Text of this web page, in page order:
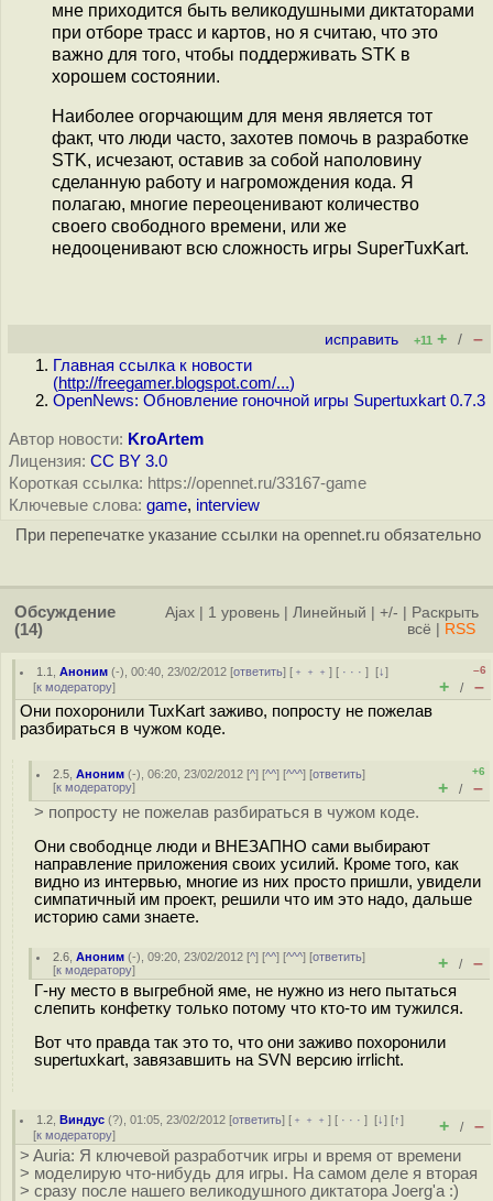
мне приходится быть великодушными диктаторами
при отборе трасс и картов, но я считаю, что это
важно для того, чтобы поддерживать STK в
хорошем состоянии.
Наиболее огорчающим для меня является тот
факт, что люди часто, захотев помочь в разработке
STK, исчезают, оставив за собой наполовину
сделанную работу и нагромождения кода. Я
полагаю, многие переоценивают количество
своего свободного времени, или же
недооценивают всю сложность игры SuperTuxKart.
исправить +11 + / –
Главная ссылка к новости
(http://freegamer.blogspot.com/...)
OpenNews: Обновление гоночной игры Supertuxkart 0.7.3
Автор новости: KroArtem
Лицензия: CC BY 3.0
Короткая ссылка: https://opennet.ru/33167-game
Ключевые слова: game, interview
При перепечатке указание ссылки на opennet.ru обязательно
Обсуждение
(14)
Ajax 1 уровень Линейный +/-
Раскрыть
всё
RSS
1.1 ,Аноним (-), 00:40, 23/02/2012 [ответить] [ ﹢﹢﹢] [ · · ·][↓]
[к модератору]
–6
+ / –
Они похоронили TuxKart заживо, попросту не пожелав
разбираться в чужом коде.
2.5 ,Аноним (-), 06:20, 23/02/2012 [^] [^^] [^^^] [ответить]
[к модератору]
+6
+ / –
> попросту не пожелав разбираться в чужом коде.
Они свободнце люди и ВНЕЗАПНО сами выбирают
направление приложения своих усилий. Кроме того, как
видно из интервью, многие из них просто пришли, увидели
симпатичный им проект, решили что им это надо, дальше
историю сами знаете.
2.6 ,Аноним (-), 09:20, 23/02/2012 [^] [^^] [^^^] [ответить]
[к модератору] + / –
Г-ну место в выгребной яме, не нужно из него пытаться
слепить конфетку только потому что кто-то им тужился.
Вот что правда так это то, что они заживо похоронили
supertuxkart, завязавшить на SVN версию irrlicht.
1.2 ,Виндус (?), 01:05, 23/02/2012 [ответить] [ ﹢﹢﹢] [ · · ·][↓] [↑]
[к модератору] + / –
> Auria: Я ключевой разработчик игры и время от времени
> моделирую что-нибудь для игры. На самом деле я вторая
> сразу после нашего великодушного диктатора Joerg'а :)